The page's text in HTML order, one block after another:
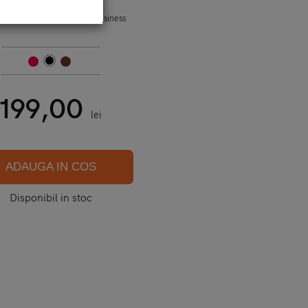
14 Plus - qialino - business
199,00 lei
ADAUGA IN COS
Disponibil in stoc